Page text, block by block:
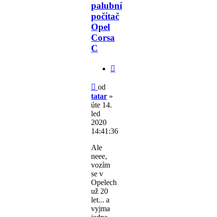
palubní
počítač
Opel
Corsa
C
Příspěvek
od
tatar »
úte 14.
led
2020
14:41:36
Ale
neee,
vozím
se v
Opelech
už 20
let... a
vyjma